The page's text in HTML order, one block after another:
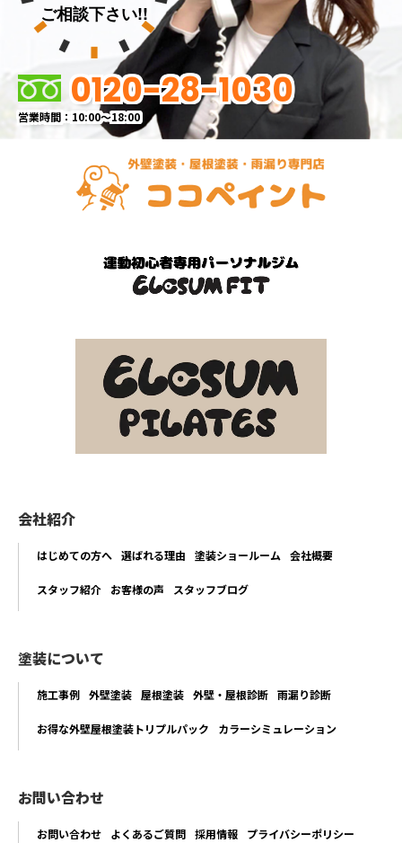
ご相談下さい!!
0120-28-1030
営業時間：10:00～18:00
会社紹介
はじめての方へ 選ばれる理由 塗装ショールーム 会社概要
スタッフ紹介 お客様の声 スタッフブログ
塗装について
施工事例 外壁塗装 屋根塗装 外壁・屋根診断 雨漏り診断
お得な外壁屋根塗装トリプルパック カラーシミュレーション
お問い合わせ
お問い合わせ よくあるご質問 採用情報 プライバシーポリシー